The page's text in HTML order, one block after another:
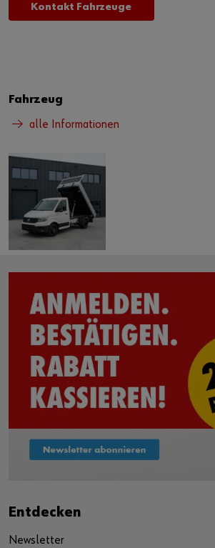
Kontakt Fahrzeuge
Fahrzeug
alle Informationen
Entdecken
Newsletter